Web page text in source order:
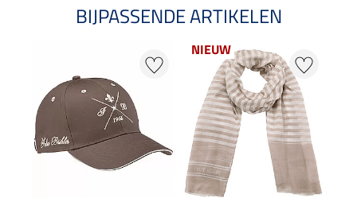
BIJPASSENDE ARTIKELEN
NIEUW